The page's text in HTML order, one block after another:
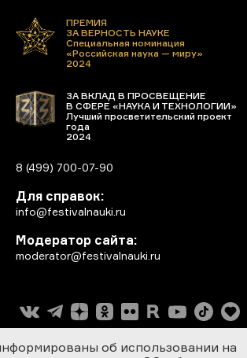
ПРЕМИЯ
ЗА ВЕРНОСТЬ НАУКЕ
Специальная номинация
«Российская наука — миру»
2024
ЗА ВКЛАД В ПРОСВЕЩЕНИЕ
В СФЕРЕ «НАУКА И ТЕХНОЛОГИИ»
Лучший просветительский проект
года
2024
8 (499) 700-07-90
Для справок:
info@festivalnauki.ru
Модератор сайта:
moderator@festivalnauki.ru
об использовании на